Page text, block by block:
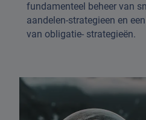
fundamenteel beheer van
aandelen-strategieen en
van obligatie- strategieën.